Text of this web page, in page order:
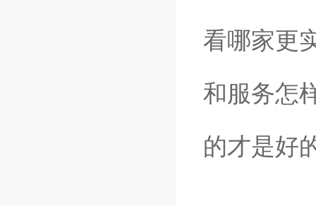
看哪家更
和服务怎
的才是好